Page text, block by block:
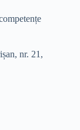
nr. 21,